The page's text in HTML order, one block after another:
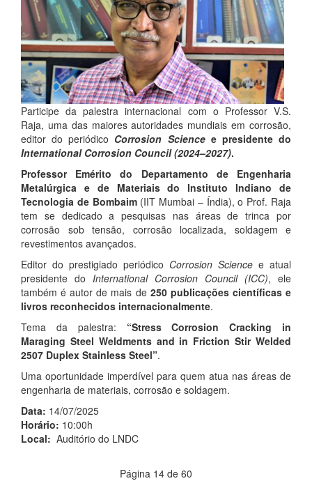
Participe da palestra internacional com o Professor V.S.
Raja, uma das maiores autoridades mundiais em corrosão,
editor do periódico Corrosion Sciencee presidente do
International Corrosion Council (2024–2027).
Professor Emérito do Departamento de Engenharia
Metalúrgica e de Materiais do Instituto Indiano de
Tecnologia de Bombaim(IIT Mumbai – Índia), o Prof. Raja
tem se dedicado a pesquisas nas áreas de trinca por
corrosão sob tensão, corrosão localizada, soldagem e
revestimentos avançados.
Editor do prestigiado periódico Corrosion Science e atual
presidente do International Corrosion Council (ICC), ele
também é autor de mais de 250 publicações científicas e
livros reconhecidos internacionalmente.
Tema da palestra: “Stress Corrosion Cracking in
Maraging Steel Weldments and in Friction Stir Welded
2507 Duplex Stainless Steel”.
Uma oportunidade imperdível para quem atua nas áreas de
engenharia de materiais, corrosão e soldagem.
Data: 14/07/2025
Horário: 10:00h
Local: Auditório do LNDC
Página 14 de 60